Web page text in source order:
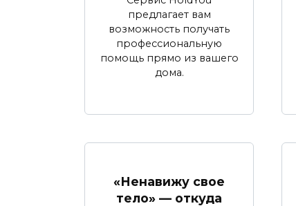
предлагает вам
возможность получать
профессиональную
помощь прямо из вашего
дома.
«Ненавижу свое
тело» — откуда